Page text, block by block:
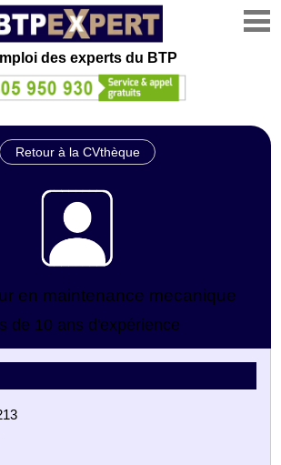
des experts du BTP
Retour à la CVthèque
en maintenance mecanique
de 10 ans d'expérience